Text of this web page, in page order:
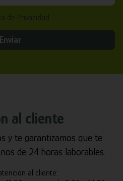
Enviar
al cliente
y te garantizamos que te
de 24 horas laborables.
al cliente: